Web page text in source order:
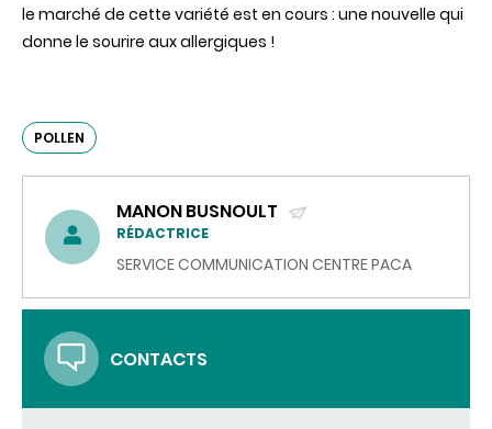
le marché de cette variété est en cours : une nouvelle qui
donne le sourire aux allergiques !
POLLEN
MANON BUSNOULT
(ENVOYER
UN
RÉDACTRICE
SERVICE COMMUNICATION CENTRE PACA
CONTACTS